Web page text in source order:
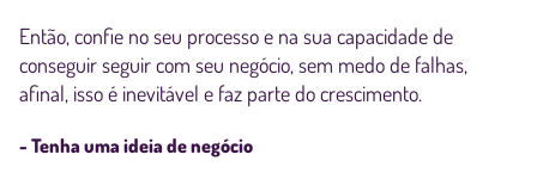
Então, confie no seu processo e na sua capacidade de
conseguir seguir com seu negócio, sem medo de falhas,
afinal, isso é inevitável e faz parte do crescimento.
- Tenha uma ideia de negócio